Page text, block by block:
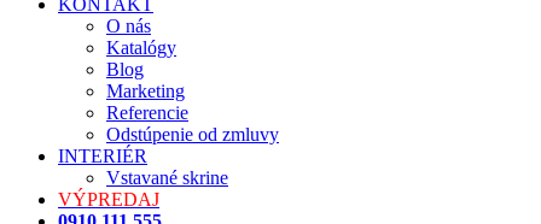
KONTAKT
O nás
Katalógy
Blog
Marketing
Referencie
Odstúpenie od zmluvy
INTERIÉR
Vstavané skrine
VÝPREDAJ